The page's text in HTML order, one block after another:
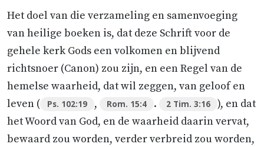
Het doel van die verzameling en samenvoeging
van heilige boeken is, dat deze Schrift voor de
gehele kerk Gods een volkomen en blijvend
richtsnoer (Canon) zou zijn, en een Regel van de
hemelse waarheid, dat wil zeggen, van geloof en
leven (
Ps. 102:19 , Rom. 15:4 . 2 Tim. 3:16
), en dat
het Woord van God, en de waarheid daarin vervat,
bewaard zou worden, verder verbreid zou worden,